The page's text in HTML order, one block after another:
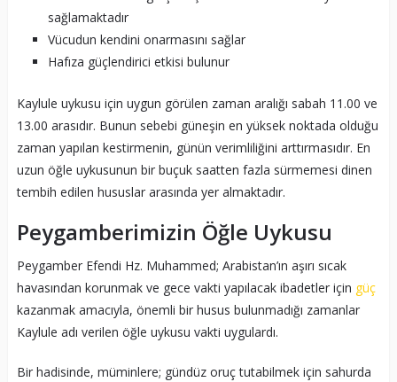
sağlamaktadır
Vücudun kendini onarmasını sağlar
Hafıza güçlendirici etkisi bulunur
Kaylule uykusu için uygun görülen zaman aralığı sabah 11.00 ve
13.00 arasıdır. Bunun sebebi güneşin en yüksek noktada olduğu
zaman yapılan kestirmenin, günün verimliliğini arttırmasıdır. En
uzun öğle uykusunun bir buçuk saatten fazla sürmemesi dinen
tembih edilen hususlar arasında yer almaktadır.
Peygamberimizin Öğle Uykusu
Peygamber Efendi Hz. Muhammed; Arabistan’ın aşırı sıcak
havasından korunmak ve gece vakti yapılacak ibadetler için güç
kazanmak amacıyla, önemli bir husus bulunmadığı zamanlar
Kaylule adı verilen öğle uykusu vakti uygulardı.
Bir hadisinde, müminlere; gündüz oruç tutabilmek için sahurda